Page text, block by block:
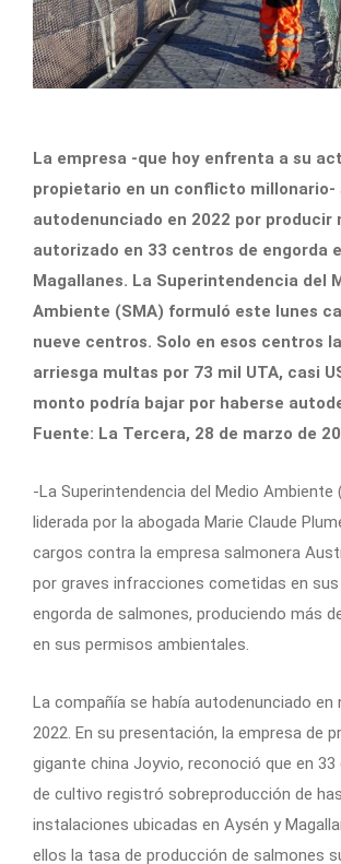
La empresa -que hoy enfrenta a su
propietario en un conflicto millonario-
autodenunciado en 2022 por producir
autorizado en 33 centros de engorda
Magallanes. La Superintendencia del
Ambiente (SMA) formuló este lunes
nueve centros. Solo en esos centros
arriesga multas por 73 mil UTA, casi
monto podría bajar por haberse
Fuente: La Tercera, 28 de marzo de
-La Superintendencia del Medio Ambiente
liderada por la abogada Marie Claude
cargos contra la empresa salmonera
por graves infracciones cometidas en
engorda de salmones, produciendo más
en sus permisos ambientales.
La compañía se había autodenunciado en
2022. En su presentación, la empresa de
gigante china Joyvio, reconoció que en
de cultivo registró sobreproducción de
instalaciones ubicadas en Aysén y
ellos la tasa de producción de salmones